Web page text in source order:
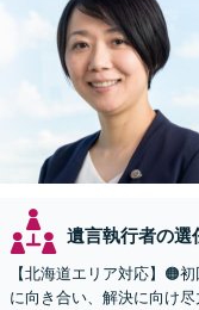
遺言執行者の選
【北海道エリア対応】🟠
に向き合い、解決に向け